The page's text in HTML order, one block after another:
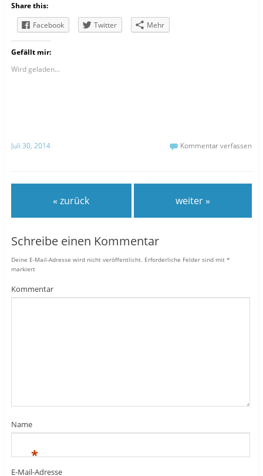
Share this:
Facebook
Twitter Mehr
Gefällt mir:
Wird geladen...
Juli 30, 2014 Kommentar verfassen
« zurück weiter »
Schreibe einen Kommentar
Deine E-Mail-Adresse wird nicht veröffentlicht. Erforderliche Felder sind mit *
markiert
Kommentar
Name
*
E-Mail-Adresse